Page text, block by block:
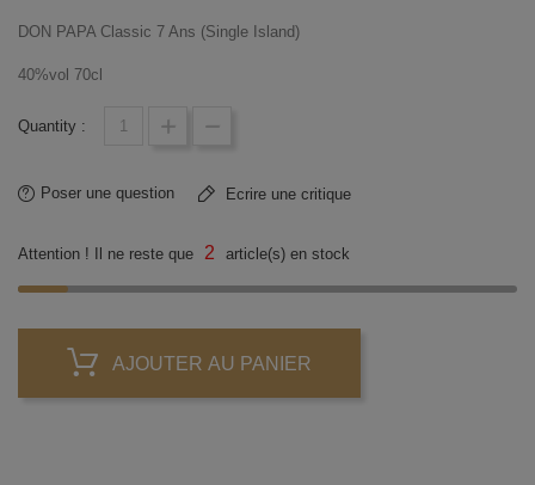
DON PAPA Classic 7 Ans (Single Island)
40%vol 70cl
Quantity :
Poser une question Ecrire une critique
Attention ! Il ne reste que 2 article(s) en stock
AJOUTER AU PANIER